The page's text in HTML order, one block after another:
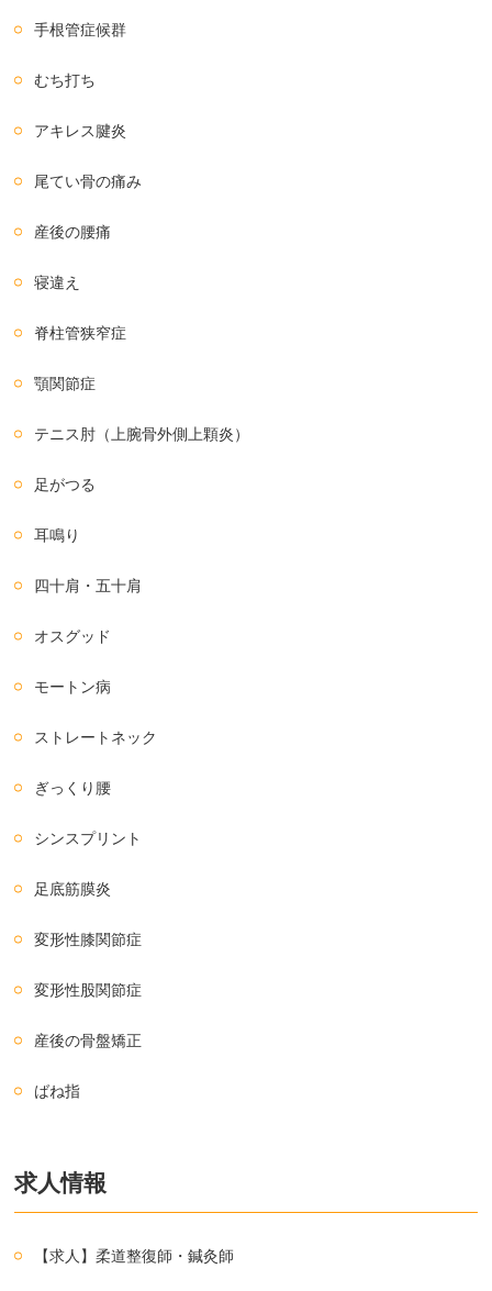
手根管症候群
むち打ち
アキレス腱炎
尾てい骨の痛み
産後の腰痛
寝違え
脊柱管狭窄症
顎関節症
テニス肘（上腕骨外側上顆炎）
足がつる
耳鳴り
四十肩・五十肩
オスグッド
モートン病
ストレートネック
ぎっくり腰
シンスプリント
足底筋膜炎
変形性膝関節症
変形性股関節症
産後の骨盤矯正
ばね指
求人情報
【求人】柔道整復師・鍼灸師